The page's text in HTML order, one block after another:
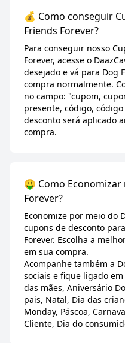
💰 Como conseguir
Friends Forever?
Para conseguir nosso
Forever, acesse o
desejado e vá para Dog
compra normalmente.
no campo: "cupom,
presente, código,
desconto será aplicado
compra.
🤑 Como Economizar
Forever?
Economize por meio do
cupons de desconto
Forever. Escolha a
em sua compra.
Acompanhe também a
sociais e fique ligado
das mães, Aniversário
pais, Natal, Dia das
Monday, Páscoa,
Cliente, Dia do